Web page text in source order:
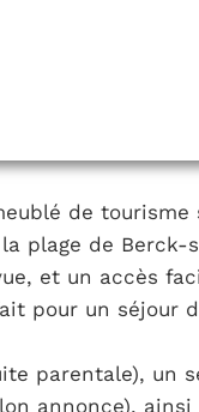
de
plage de
et un accès
pour un séjour
parentale), un
annonce), ainsi